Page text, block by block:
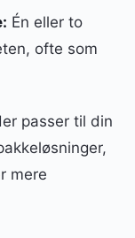
Én eller to
ofte som
passer til din
mere